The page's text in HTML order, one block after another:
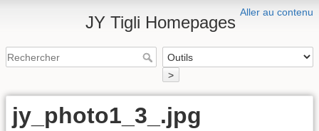
Aller au contenu
JY Tigli Homepages
>
jy_photo1_3_.jpg